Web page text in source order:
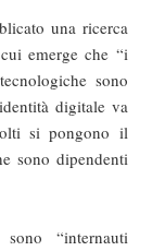
una ricerca
emerge che “i
sono
digitale va
si pongono il
sono dipendenti
“internauti